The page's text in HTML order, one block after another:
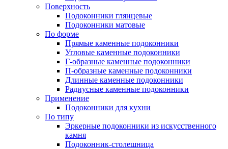
Поверхность
Подоконники глянцевые
Подоконники матовые
По форме
Прямые каменные подоконники
Угловые каменные подоконники
Г-образные каменные подоконники
П-образные каменные подоконники
Длинные каменные подоконники
Радиусные каменные подоконники
Применение
Подоконники для кухни
По типу
Эркерные подоконники из искусственного
камня
Подоконник-столешница